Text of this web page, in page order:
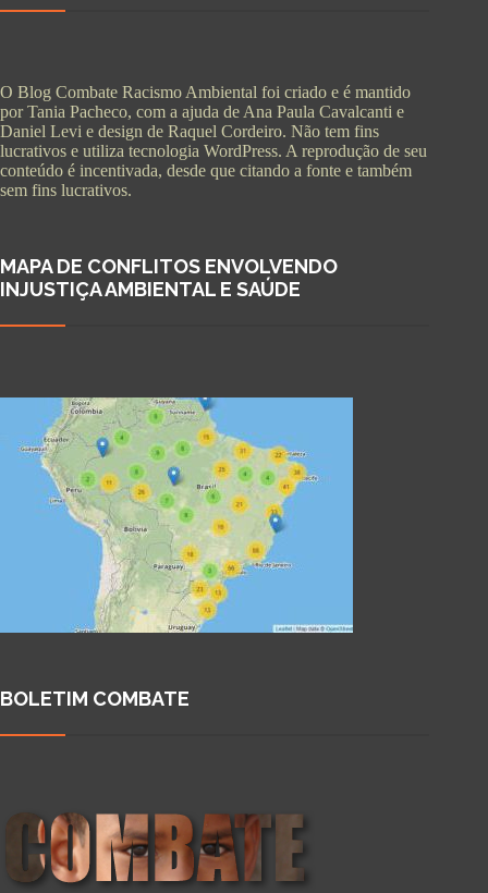
O Blog Combate Racismo Ambiental foi criado e é mantido
por Tania Pacheco, com a ajuda de Ana Paula Cavalcanti e
Daniel Levi e design de Raquel Cordeiro. Não tem fins
lucrativos e utiliza tecnologia WordPress. A reprodução de seu
conteúdo é incentivada, desde que citando a fonte e também
sem fins lucrativos.
MAPA DE CONFLITOS ENVOLVENDO
INJUSTIÇA AMBIENTAL E SAÚDE
BOLETIM COMBATE